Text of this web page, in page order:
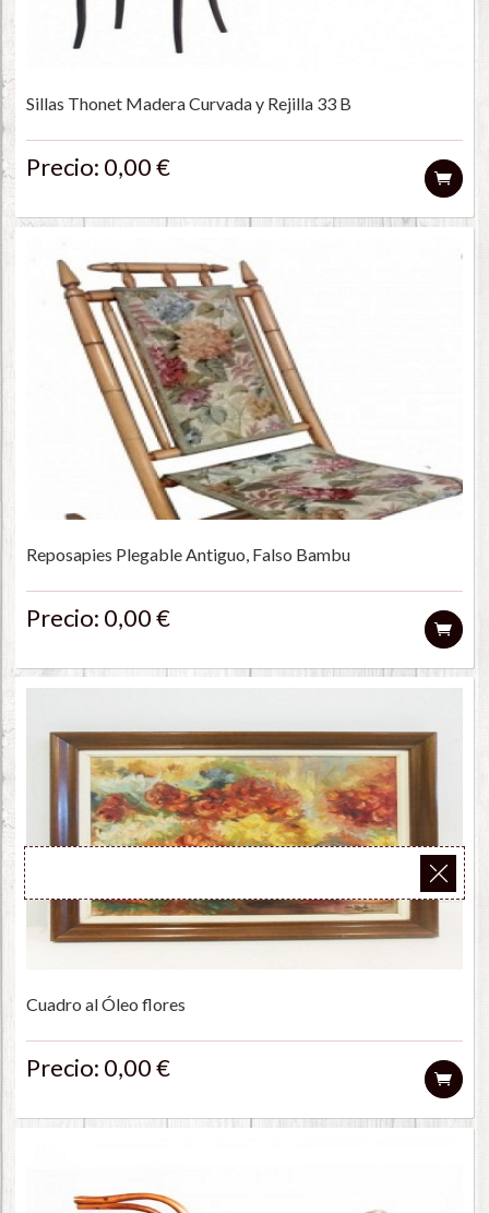
Sillas Thonet Madera Curvada y Rejilla 33 B
Precio: 0,00 €
Reposapies Plegable Antiguo, Falso Bambu
Precio: 0,00 €
Cuadro al Óleo flores
Precio: 0,00 €